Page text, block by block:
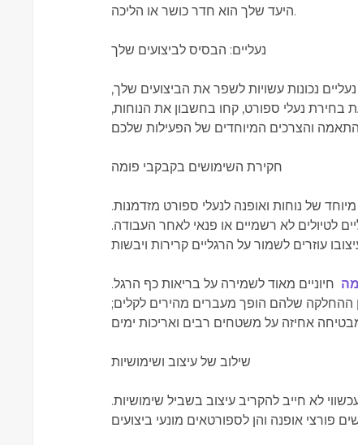
היעד שלך הוא חדר כושר או הליכה.
נעליים: הבסיס לביצועים שלך
נכונות עשויות לשפר את הביצועים שלך,
בחירת נעלי ספורט, קחו בחשבון את הנוחות,
חקירת השימושים בקבקבי פומה
של נוחות ואופנה לנעלי ספורט מזדמנות.
לטיולים לא רשמיים או פנאי לאחר העבודה.
חיוניים מאוד לשמירה על בריאות כף הרגל.
ההחלקה שלהם הופך מעברים מהירים לקלים;
שילוב של עיצוב ושימושיות
לא חייב להקריב עיצוב בשביל שימושיות.